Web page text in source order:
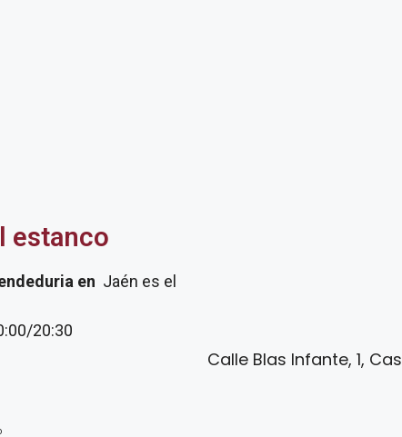
estanco
en Jaén es el
20:30
Calle Blas Infante, 1,